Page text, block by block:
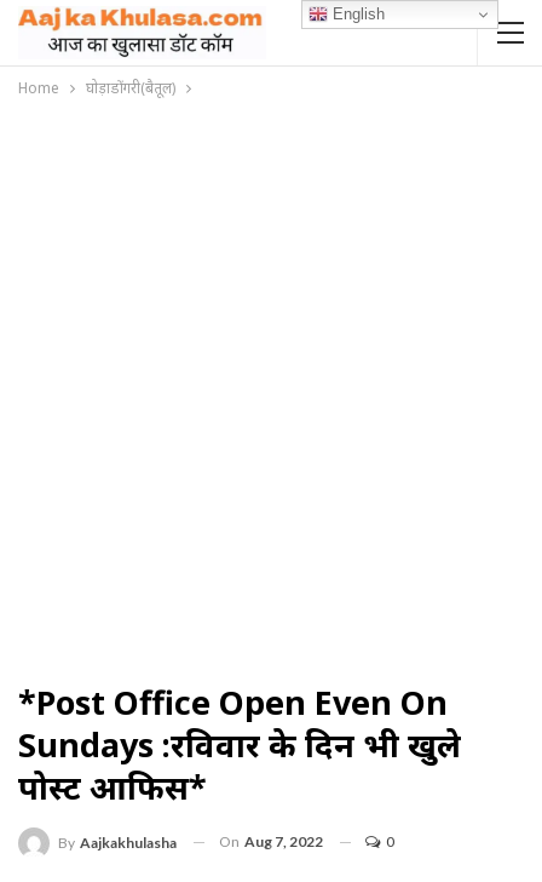
Home घोड़ाडोंगरी(बैतूल)
*Post Office Open Even On
Sundays :रविवार के दिन भी खुले
पोस्ट आफिस*
By Aajkakhulasha On Aug 7, 2022 0
English